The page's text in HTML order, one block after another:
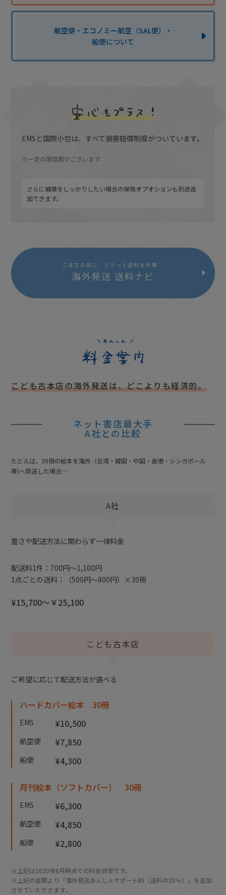
航空便・エコノミー航空（SAL便）・
船便について
EMSと国際小包は、すべて損害賠償制度がついています。
※一定の限度額がございます
さらに補償をしっかりしたい場合の保険オプオションも別途追
加できます。
ご注文の前に、ささっと送料を計算！
海外発送 送料ナビ
こども古本店の海外発送は、どこよりも経済的。
ネット書店最大手
A社との比較
たとえば、30冊の絵本を海外（台湾・韓国・中国・香港・シンガポール
等)へ発送した場合…
A社
重さや配送方法に関わらず一律料金
配送料1件：700円～1,100円
1点ごとの送料：（500円～800円）×30冊
¥15,700～￥25,100
こども古本店
ご希望に応じて配送方法が選べる
ハードカバー絵本 30冊
EMS ¥10,500
航空便 ¥7,850
船便 ¥4,300
月刊絵本（ソフトカバー） 30冊
EMS ¥6,300
航空便 ¥4,850
船便 ¥2,800
※上記は2020年6月時点での料金目安です。
※上記の金額より「海外発送あんしんサポート料（送料の20％）」を追加
させていただきます。